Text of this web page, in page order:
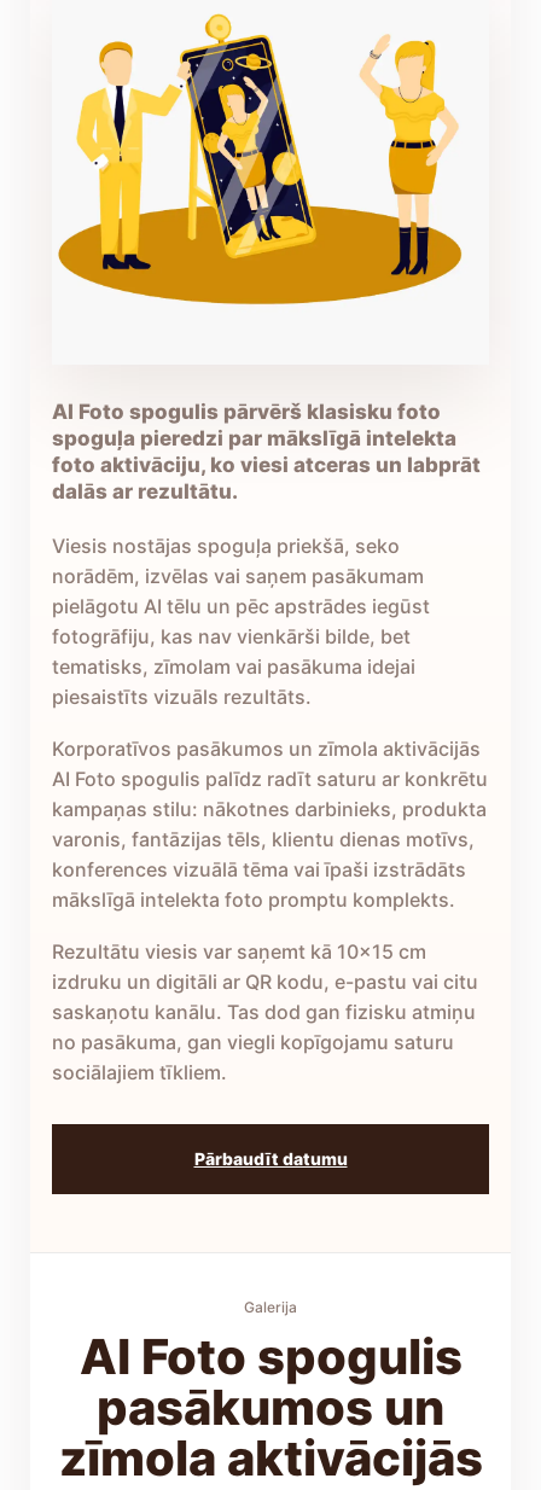
AI Foto spogulis pārvērš klasisku foto
spoguļa pieredzi par mākslīgā intelekta
foto aktivāciju, ko viesi atceras un labprāt
dalās ar rezultātu.
Viesis nostājas spoguļa priekšā, seko
norādēm, izvēlas vai saņem pasākumam
pielāgotu AI tēlu un pēc apstrādes iegūst
fotogrāfiju, kas nav vienkārši bilde, bet
tematisks, zīmolam vai pasākuma idejai
piesaistīts vizuāls rezultāts.
Korporatīvos pasākumos un zīmola aktivācijās
AI Foto spogulis palīdz radīt saturu ar konkrētu
kampaņas stilu: nākotnes darbinieks, produkta
varonis, fantāzijas tēls, klientu dienas motīvs,
konferences vizuālā tēma vai īpaši izstrādāts
mākslīgā intelekta foto promptu komplekts.
Rezultātu viesis var saņemt kā 10x15 cm
izdruku un digitāli ar QR kodu, e-pastu vai citu
saskaņotu kanālu. Tas dod gan fizisku atmiņu
no pasākuma, gan viegli kopīgojamu saturu
sociālajiem tīkliem.
Pārbaudīt datumu
Galerija
AI Foto spogulis
pasākumos un
zīmola aktivācijās